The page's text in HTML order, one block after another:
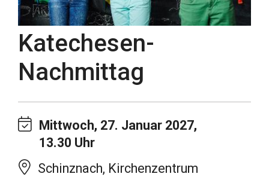
Katechesen-
Nachmittag
Mittwoch, 27. Januar 2027,
13.30 Uhr
Schinznach, Kirchenzentrum